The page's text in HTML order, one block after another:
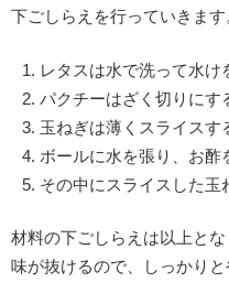
下ごしらえを行っていきま
レタスは水で洗って水け
パクチーはざく切りにす
玉ねぎは薄くスライスす
ボールに水を張り、お酢
その中にスライスした玉
材料の下ごしらえは以上と
味が抜けるので、しっかり